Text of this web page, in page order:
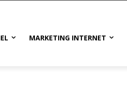
MARKETING INTERNET